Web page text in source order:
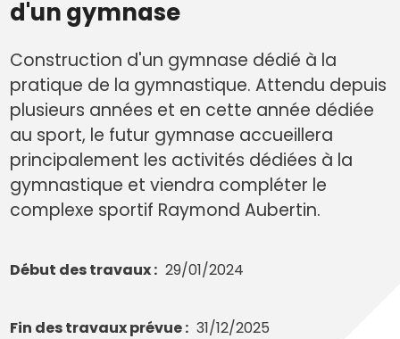
d'un gymnase
Construction d'un gymnase dédié à la
pratique de la gymnastique. Attendu depuis
plusieurs années et en cette année dédiée
au sport, le futur gymnase accueillera
principalement les activités dédiées à la
gymnastique et viendra compléter le
complexe sportif Raymond Aubertin.
Début des travaux 29/01/2024
Fin des travaux prévue 31/12/2025